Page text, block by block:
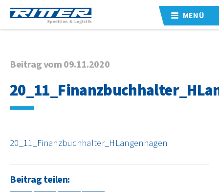
MENÜ
Beitrag vom 09.11.2020
20_11_Finanzbuchhalter_HLangenhagen
Beitrag teilen: